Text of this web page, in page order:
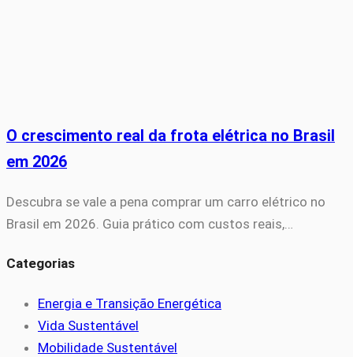
O crescimento real da frota elétrica no Brasil
em 2026
Descubra se vale a pena comprar um carro elétrico no
Brasil em 2026. Guia prático com custos reais,…
Categorias
Energia e Transição Energética
Vida Sustentável
Mobilidade Sustentável